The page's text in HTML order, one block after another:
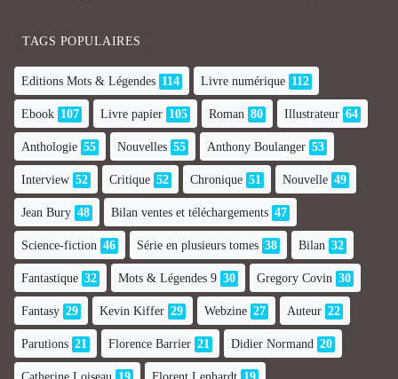
TAGS POPULAIRES
Editions Mots & Légendes 114 Livre numérique 112
Ebook 107 Livre papier 105 Roman 80 Illustrateur 64
Anthologie 55 Nouvelles 55 Anthony Boulanger 53
Interview 52 Critique 52 Chronique 51 Nouvelle 49
Jean Bury 48 Bilan ventes et téléchargements 47
Science-fiction 46 Série en plusieurs tomes 38 Bilan 32
Fantastique 32 Mots & Légendes 9 30 Gregory Covin 30
Fantasy 29 Kevin Kiffer 29 Webzine 27 Auteur 22
Parutions 21 Florence Barrier 21 Didier Normand 20